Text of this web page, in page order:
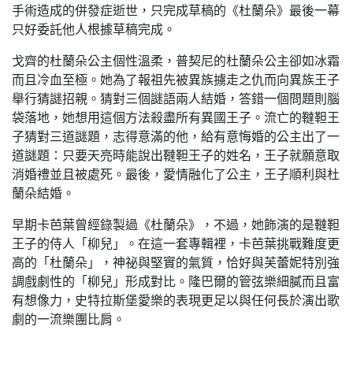
手術造成的併發症逝世，只完成草稿的《杜蘭朵》最後一幕
只好委託他人根據草稿完成。
戈齊的杜蘭朵公主個性溫柔，普契尼的杜蘭朵公主卻如冰霜
而且冷血至極。她為了報祖先被異族擄走之仇而向異族王子
舉行猜謎招親。猜對三個謎語兩人結婚，答錯一個問題則腦
袋落地，她想用這個方法殺盡所有異國王子。流亡的韃靼王
子猜對三道謎題，志得意滿的他，給有意悔婚的公主出了一
道謎題：只要天亮時能說出韃靼王子的姓名，王子就願意取
消婚禮並且被處死。最後，愛情融化了公主，王子順利與杜
蘭朵結婚。
早期卡芭葉曾經錄製過《杜蘭朵》，不過，她飾演的是韃靼
王子的侍人「柳兒」。在這一套專輯裡，卡芭葉挑戰難度更
高的「杜蘭朵」，神祕與堅實的氣質，恰好與芙蕾妮特別強
調戲劇性的「柳兒」形成對比。隆巴爾的管弦樂細膩而且富
有想像力，史特拉斯堡愛樂的表現更足以與任何長於演出歌
劇的一流樂團比肩。